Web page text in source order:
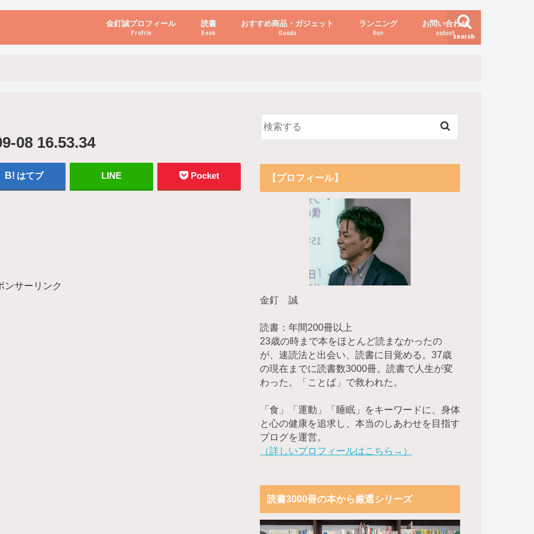
search
金釘誠プロフィール
Profile
読書
Book
おすすめ商品・ガジェット
Goods
ランニング
Run
お問い合わせ
cotact
08 16.53.34
はてブ LINE Pocket
ンサーリンク
【プロフィール】
金釘 誠
読書：年間200冊以上
23歳の時まで本をほとんど読まなかったの
が、速読法と出会い、読書に目覚める。37歳
の現在までに読書数3000冊。読書で人生が変
わった。「ことば」で救われた。
「食」「運動」「睡眠」をキーワードに、身体
と心の健康を追求し、本当のしあわせを目指す
ブログを運営。
（詳しいプロフィールはこちら→）
読書3000冊の本から厳選シリーズ